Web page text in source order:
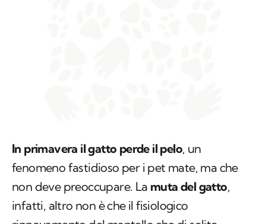
infatti, altro non è che il fisiologico
rinnovamento del mantello che di solito
avviene in primavera ed in autunno. Complice
il rialzo della temperatura ambientale e la vita